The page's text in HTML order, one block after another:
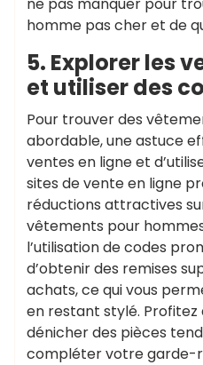
homme pas cher et de
5. Explorer les
et utiliser des
Pour trouver des
abordable, une astuce
ventes en ligne et
sites de vente en ligne
réductions attractives
vêtements pour
l’utilisation de codes
d’obtenir des remises
achats, ce qui vous
en restant stylé.
dénicher des pièces
compléter votre garde-